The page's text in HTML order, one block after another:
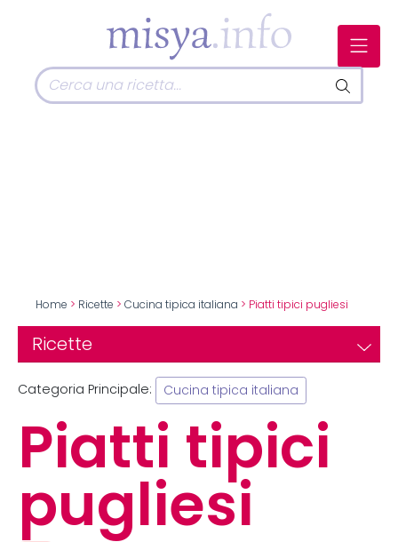
Home > Ricette > Cucina tipica italiana > Piatti tipici pugliesi
Ricette
Categoria Principale: Cucina tipica italiana
Piatti tipici
pugliesi